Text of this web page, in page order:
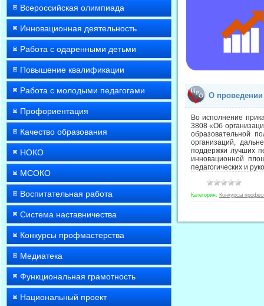
Всероссийская олимпиада
Инновационная деятельность
Работа с одаренными детьми
Повышение квалификации
Работа с молодыми педагогами
Профориентация
Качество образования
НОКО
МСОКО
Воспитательная работа
Система наставничества
Конкурсы профмастерства
Медиатека
Функциональная грамотность
Национальный проект
О проведении
Во исполнение
3808 «Об
образовательной
организаций,
поддержки лучших
инновационной
педагогических и
Категория: Конкурсы